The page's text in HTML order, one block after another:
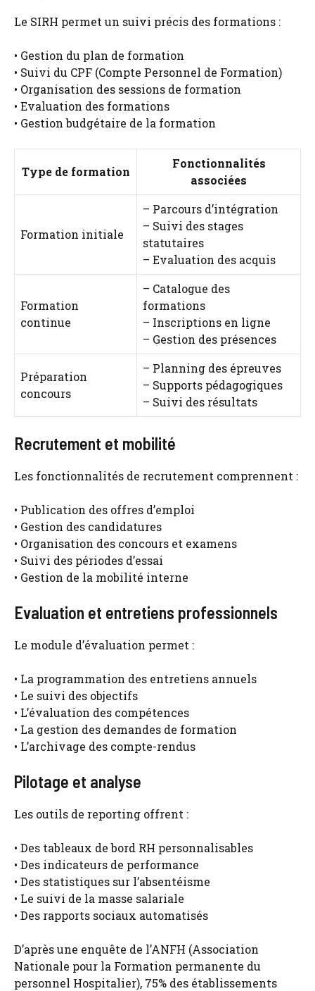
Le SIRH permet un suivi précis des formations :
• Gestion du plan de formation
• Suivi du CPF (Compte Personnel de Formation)
• Organisation des sessions de formation
• Evaluation des formations
• Gestion budgétaire de la formation
Type de formation
Fonctionnalités
associées
Formation initiale
– Parcours d’intégration
– Suivi des stages
statutaires
– Evaluation des acquis
Formation
continue
– Catalogue des
formations
– Inscriptions en ligne
– Gestion des présences
Préparation
concours
– Planning des épreuves
– Supports pédagogiques
– Suivi des résultats
Recrutement et mobilité
Les fonctionnalités de recrutement comprennent :
• Publication des offres d’emploi
• Gestion des candidatures
• Organisation des concours et examens
• Suivi des périodes d’essai
• Gestion de la mobilité interne
Evaluation et entretiens professionnels
Le module d’évaluation permet :
• La programmation des entretiens annuels
• Le suivi des objectifs
• L’évaluation des compétences
• La gestion des demandes de formation
• L’archivage des compte-rendus
Pilotage et analyse
Les outils de reporting offrent :
• Des tableaux de bord RH personnalisables
• Des indicateurs de performance
• Des statistiques sur l’absentéisme
• Le suivi de la masse salariale
• Des rapports sociaux automatisés
D’après une enquête de l’ANFH (Association
Nationale pour la Formation permanente du
personnel Hospitalier), 75% des établissements